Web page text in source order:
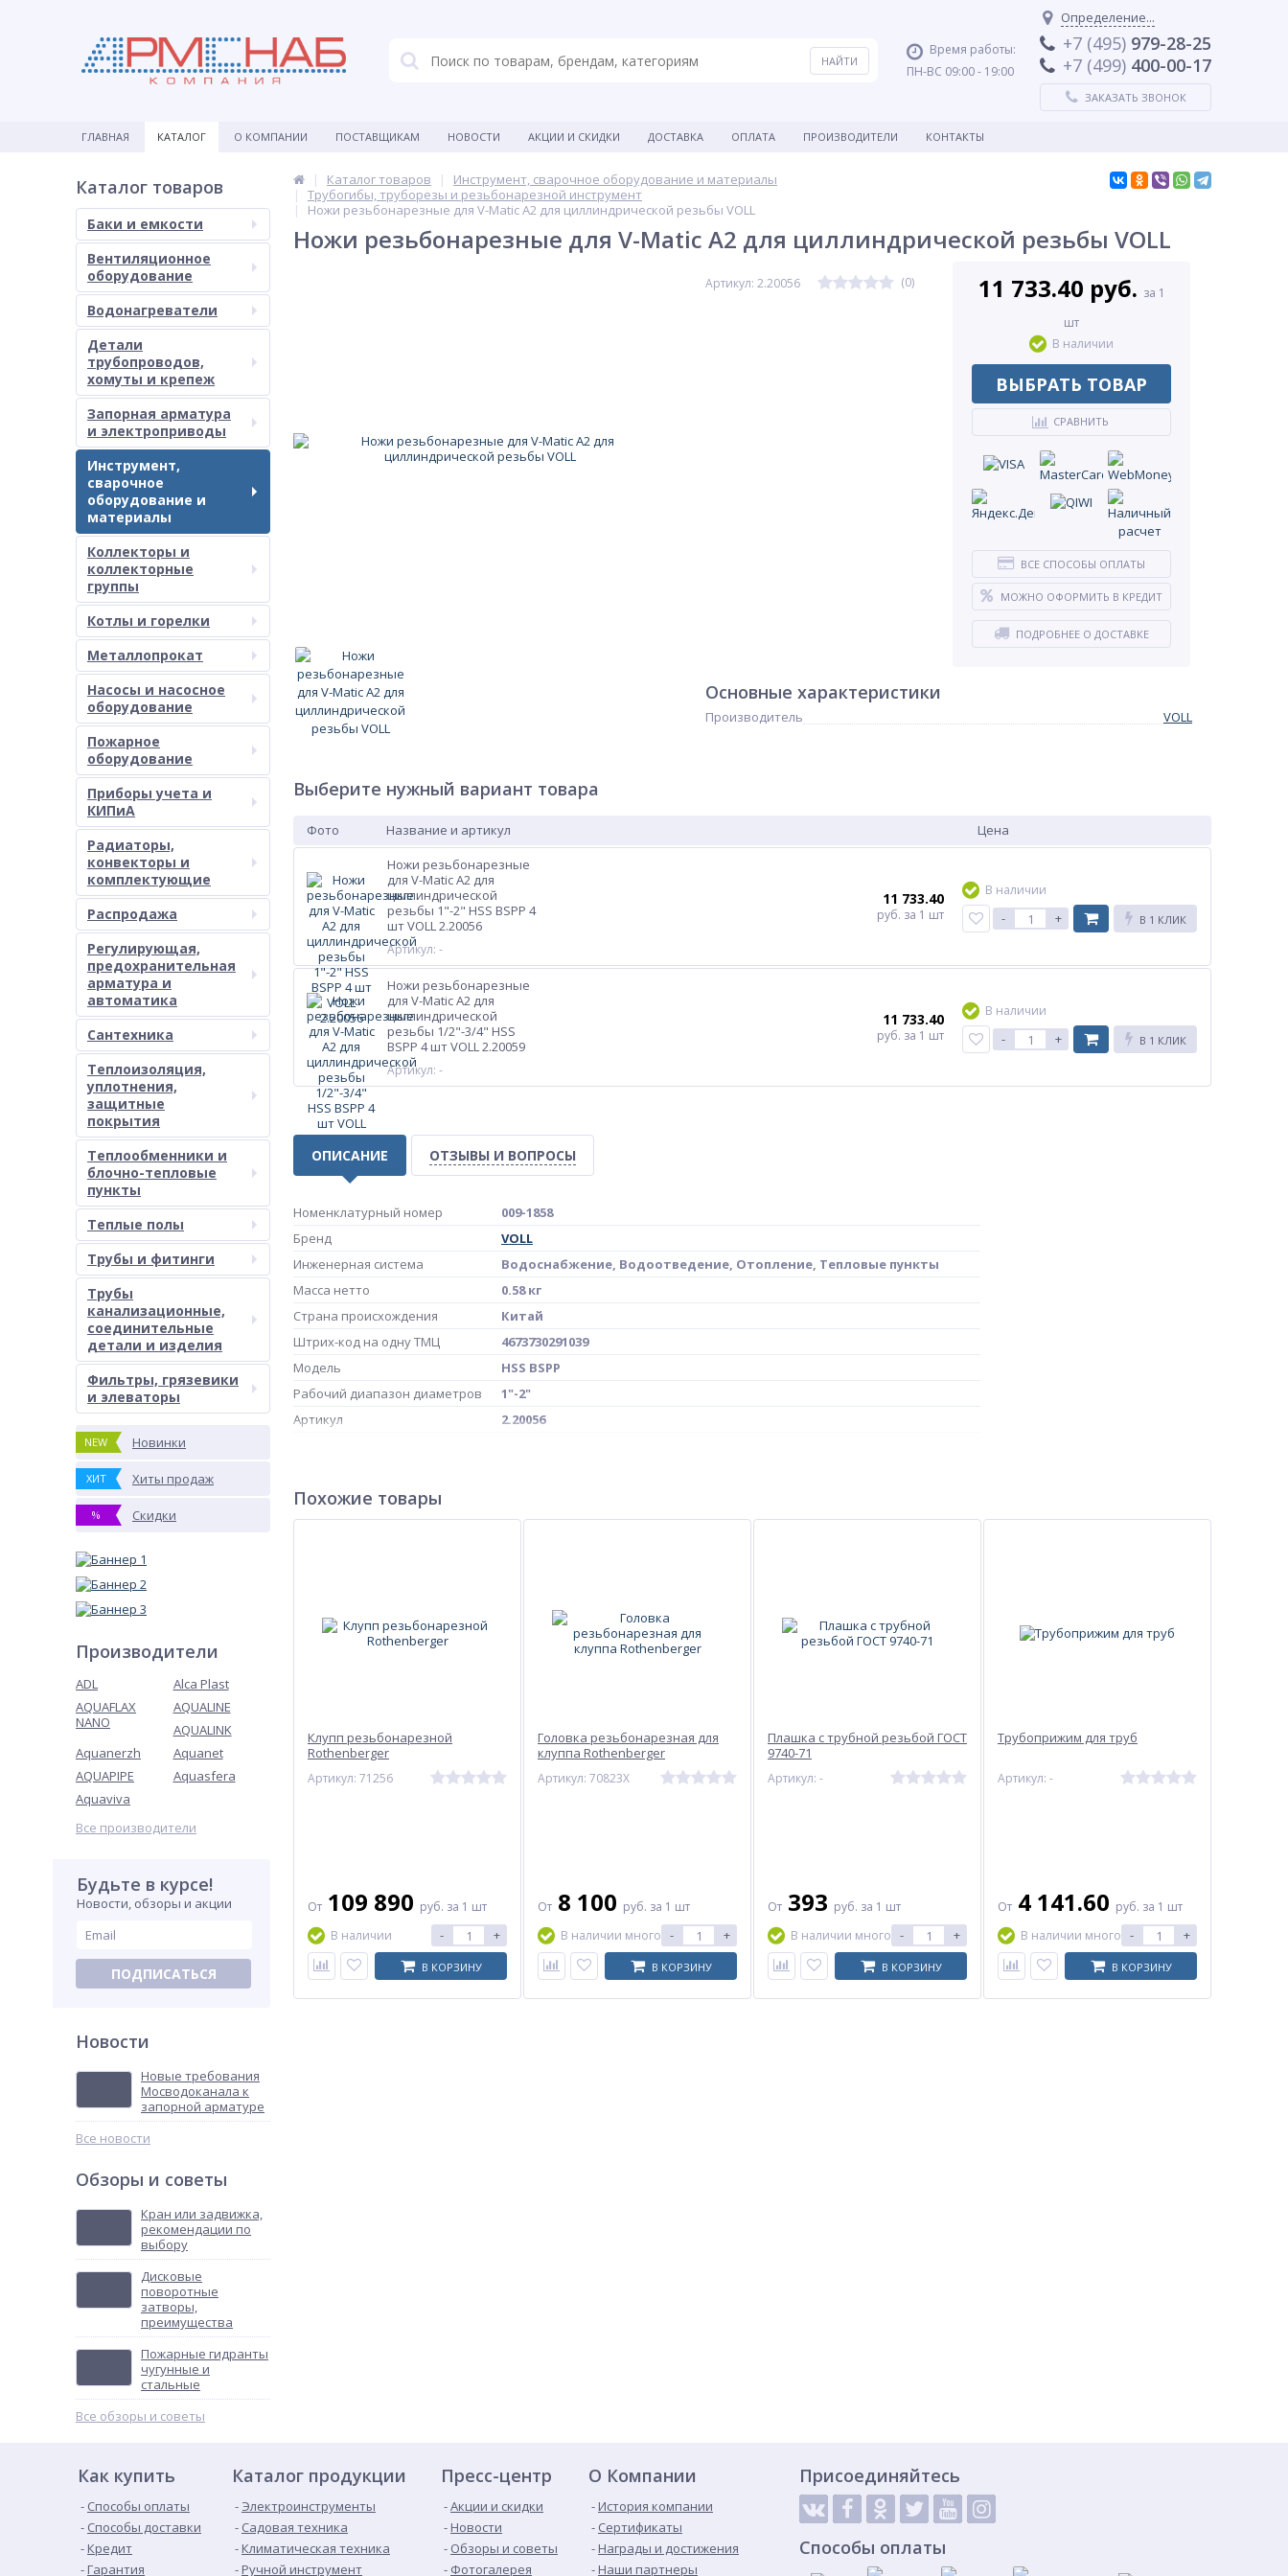
Время работы:
ПН-ВС 09:00 - 19:00
Определение...
+7 (495) 979-28-25
+7 (499) 400-00-17
ЗАКАЗАТЬ ЗВОНОК
ГЛАВНАЯ КАТАЛОГ О КОМПАНИИ ПОСТАВЩИКАМ НОВОСТИ АКЦИИ И СКИДКИ ДОСТАВКА ОПЛАТА ПРОИЗВОДИТЕЛИ КОНТАКТЫ
Каталог товаров
Баки и емкости
Вентиляционное
оборудование
Водонагреватели
Детали
трубопроводов,
хомуты и крепеж
Запорная арматура
и электроприводы
Инструмент,
сварочное
оборудование и
материалы
Коллекторы и
коллекторные
группы
Котлы и горелки
Металлопрокат
Насосы и насосное
оборудование
Пожарное
оборудование
Приборы учета и
КИПиА
Радиаторы,
конвекторы и
комплектующие
Распродажа
Регулирующая,
предохранительная
арматура и
автоматика
Сантехника
Теплоизоляция,
уплотнения,
защитные
покрытия
Теплообменники и
блочно-тепловые
пункты
Теплые полы
Трубы и фитинги
Трубы
канализационные,
соединительные
детали и изделия
Фильтры, грязевики
и элеваторы
NEW Новинки
ХИТ Хиты продаж
% Скидки
Производители
ADL
Alca Plast
AQUAFLAX
NANO
AQUALINE
AQUALINK
Aquanerzh
Aquanet
AQUAPIPE
Aquasfera
Aquaviva
Все производители
Будьте в курсе!
Новости, обзоры и акции
ПОДПИСАТЬСЯ
Новости
Новые требования
Мосводоканала к
запорной арматуре
Все новости
Обзоры и советы
Кран или задвижка,
рекомендации по
выбору
Дисковые
поворотные
затворы,
преимущества
Пожарные гидранты
чугунные и
стальные
Все обзоры и советы
Каталог товаров
Инструмент, сварочное оборудование и материалы
Трубогибы, труборезы и резьбонарезной инструмент
Ножи резьбонарезные для V-Matic A2 для циллиндрической резьбы VOLL
Ножи резьбонарезные для V-Matic A2 для циллиндрической резьбы VOLL
Артикул: 2.20056 (0) 11 733.40 руб. за 1
шт
В наличии
ВЫБРАТЬ ТОВАР
СРАВНИТЬ
ВСЕ СПОСОБЫ ОПЛАТЫ
МОЖНО ОФОРМИТЬ В КРЕДИТ
ПОДРОБНЕЕ О ДОСТАВКЕ
Основные характеристики
Производитель VOLL
Выберите нужный вариант товара
Фото Название и артикул
Цена
Ножи резьбонарезные
для V-Matic A2 для
циллиндрической
резьбы 1"-2" HSS BSPP 4
шт VOLL 2.20056
Артикул: -
11 733.40
руб. за 1 шт
В наличии
- + В 1 КЛИК
Ножи резьбонарезные
для V-Matic A2 для
циллиндрической
резьбы 1/2"-3/4" HSS
BSPP 4 шт VOLL 2.20059
Артикул: -
11 733.40
руб. за 1 шт
В наличии
- + В 1 КЛИК
ОПИСАНИЕ ОТЗЫВЫ И ВОПРОСЫ
Номенклатурный номер
009-1858
Бренд
VOLL
Инженерная система
Водоснабжение, Водоотведение, Отопление, Тепловые пункты
Масса нетто
0.58 кг
Страна происхождения
Китай
Штрих-код на одну ТМЦ
4673730291039
Модель
HSS BSPP
Рабочий диапазон диаметров
1"-2"
Артикул
2.20056
Похожие товары
Клупп резьбонарезной
Rothenberger
Артикул: 71256
От 109 890 руб. за 1 шт
В наличии
- +
В КОРЗИНУ
Головка резьбонарезная для
клуппа Rothenberger
Артикул: 70823X
От 8 100 руб. за 1 шт
В наличии много - +
В КОРЗИНУ
Плашка с трубной резьбой ГОСТ
9740-71
Артикул: -
От 393 руб. за 1 шт
В наличии много - +
В КОРЗИНУ
Трубоприжим для труб
Артикул: -
От 4 141.60 руб. за 1 шт
В наличии много - +
В КОРЗИНУ
Как купить
Способы оплаты
Способы доставки
Кредит
Гарантия
Каталог продукции
Электроинструменты
Садовая техника
Климатическая техника
Ручной инструмент
Пресс-центр
Акции и скидки
Новости
Обзоры и советы
Фотогалерея
О Компании
История компании
Сертификаты
Награды и достижения
Наши партнеры
Присоединяйтесь
Способы оплаты